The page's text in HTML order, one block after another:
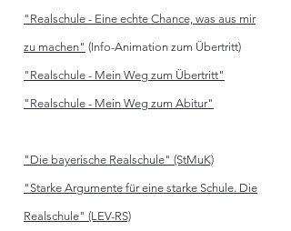
"Realschule - Eine echte Chance, was aus mir
zu machen" (Info-Animation zum Übertritt)
"Realschule - Mein Weg zum Übertritt"
"Realschule - Mein Weg zum Abitur"
"Die bayerische Realschule" (StMuK)
"Starke Argumente für eine starke Schule. Die
Realschule" (LEV-RS)